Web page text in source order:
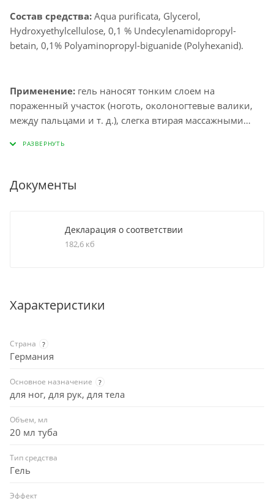
Состав средства: Aqua purificata, Glycerol,
Hydroxyethylcellulose, 0,1 % Undecylenamidopropyl-
betain, 0,1% Polyaminopropyl-biguanide (Polyhexanid).
Применение: гель наносят тонким слоем на
пораженный участок (ноготь, околоногтевые валики,
между пальцами и т. д.), слегка втирая массажными
предотвращать размножение патогенных бактерий и
сухую кожу утром и вечером. Благодаря удобному
аппликатору нанесение геля точно и легко дозируется.
Документы
Декларация о соответствии
182,6 кб
Характеристики
Страна ?
Германия
Основное назначение ?
для ног, для рук, для тела
Объем, мл
20 мл туба
Тип средства
Гель
Эффект